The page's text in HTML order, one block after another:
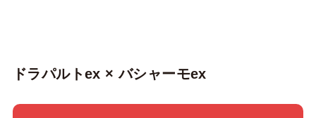
ドラパルトex × バシャーモex